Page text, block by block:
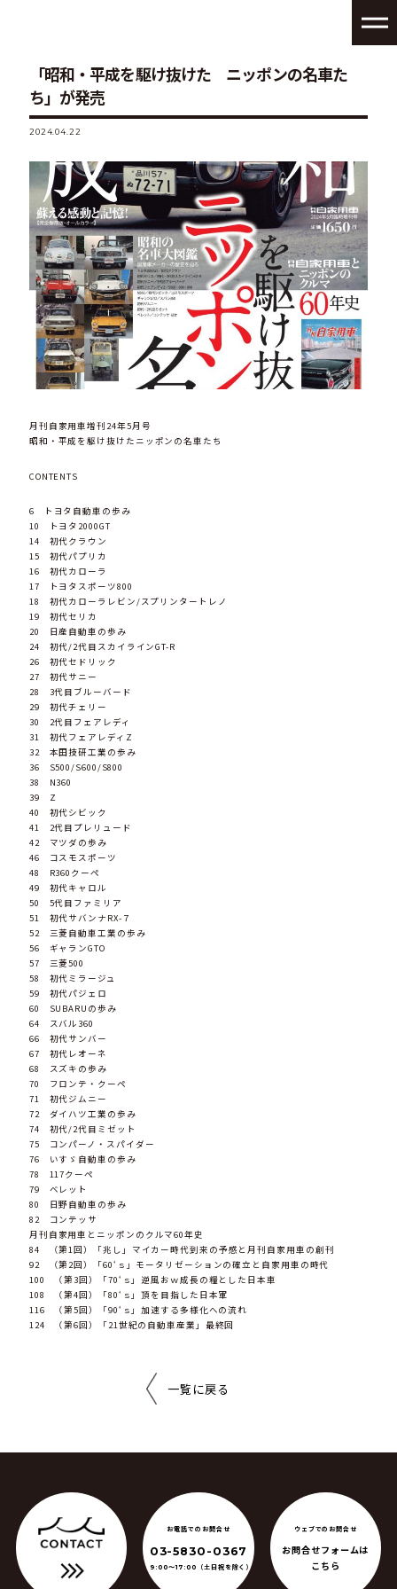
「昭和・平成を駆け抜けた ニッポンの名車た
ち」が発売
2024.04.22
月刊自家用車増刊24年5月号
昭和・平成を駆け抜けたニッポンの名車たち
CONTENTS
6 トヨタ自動車の歩み
10 トヨタ2000GT
14 初代クラウン
15 初代パプリカ
16 初代カローラ
17 トヨタスポーツ800
18 初代カローラレビン/スプリンタートレノ
19 初代セリカ
20 日産自動車の歩み
24 初代/2代目スカイラインGT-R
26 初代セドリック
27 初代サニー
28 3代目ブルーバード
29 初代チェリー
30 2代目フェアレディ
31 初代フェアレディZ
32 本田技研工業の歩み
36 S500/S600/S800
38 N360
39 Z
40 初代シビック
41 2代目プレリュード
42 マツダの歩み
46 コスモスポーツ
48 R360クーペ
49 初代キャロル
50 5代目ファミリア
51 初代サバンナRX-７
52 三菱自動車工業の歩み
56 ギャランGTO
57 三菱500
58 初代ミラージュ
59 初代パジェロ
60 SUBARUの歩み
64 スバル360
66 初代サンバー
67 初代レオーネ
68 スズキの歩み
70 フロンテ・クーペ
71 初代ジムニー
72 ダイハツ工業の歩み
74 初代/2代目ミゼット
75 コンパーノ・スパイダー
76 いすゞ自動車の歩み
78 117クーペ
79 ベレット
80 日野自動車の歩み
82 コンテッサ
月刊自家用車とニッポンのクルマ60年史
84 （第1回）「兆し」マイカー時代到来の予感と月刊自家用車の創刊
92 （第2回）「60‘ｓ」モータリゼーションの確立と自家用車の時代
100 （第3回）「70‘ｓ」逆風おｗ成長の糧とした日本車
108 （第4回）「80‘ｓ」頂を目指した日本軍
116 （第5回）「90‘ｓ」加速する多様化への流れ
124 （第6回）「21世紀の自動車産業」最終回
一覧に戻る
お電話でのお問合せ
03-5830-0367
9:00〜17:00 （土日祝を除く）
ウェブでのお問合せ
お問合せフォームは
こちら